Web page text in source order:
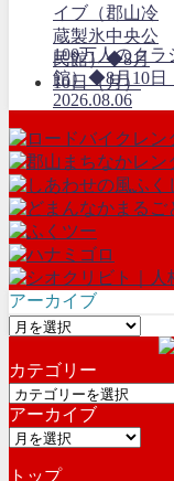
100万人のク
館）◆8月10日
2026.08.06
アーカイブ
ア
カ
イ
ブ
カテゴリー
カ
テ
ゴ
アーカイブ
ア
トップ